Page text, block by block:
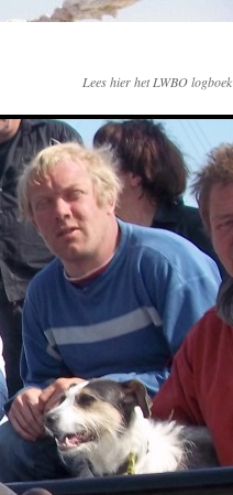
Lees hier het LWBO logboek